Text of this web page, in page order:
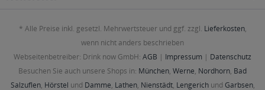
* Alle Preise inkl. gesetzl. Mehrwertsteuer und ggf. zzgl. Lieferkosten,
wenn nicht anders beschrieben
Webseitenbetreiber: Drink now GmbH: AGB | Impressum | Datenschutz
Besuchen Sie auch unsere Shops in: München, Werne, Nordhorn, Bad
Salzuflen, Hörstel und Damme, Lathen, Nienstädt, Lengerichund Garbsen,